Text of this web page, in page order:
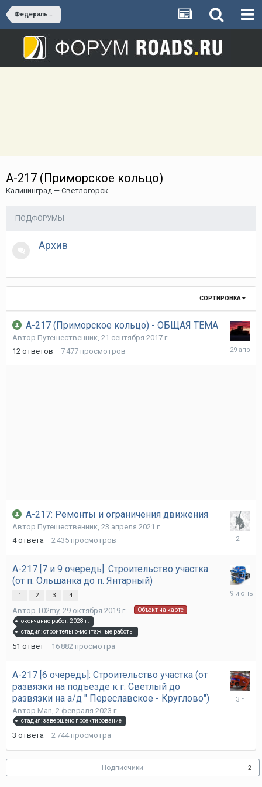
Федеральные трассы России
А-217 (Приморское кольцо)
Калининград — Светлогорск
ПОДФОРУМЫ
Архив
СОРТИРОВКА
А-217 (Приморское кольцо) - ОБЩАЯ ТЕМА
Автор Путешественник, 21 сентября 2017 г.
12 ответов 7 477 просмотров
29
А-217: Ремонты и ограничения движения
Автор Путешественник, 23 апреля 2021 г.
4 ответа 2 435 просмотров
29
г.
А-217 [7 и 9 очередь]: Строительство участка
(от п. Ольшанка до п. Янтарный)
1 2 3 4
Автор T02my, 29 октября 2019 г.
Объект на карте
окончание работ: 2028 г.
стадия: строительно-монтажные работы
51 ответ 16 882 просмотра
9
А-217 [6 очередь]: Строительство участка (от
развязки на подъезде к г. Светлый до
развязки на а/д " Переславское - Круглово")
Автор Man, 2 февраля 2023 г.
стадия: завершено проектирование
3 ответа 2 744 просмотра
Подписчики 2